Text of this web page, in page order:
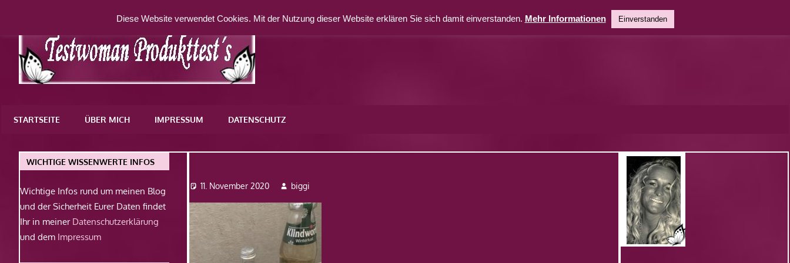
springen
WordPress-
STARTSEITE ÜBER MICH IMPRESSUM DATENSCHUTZ
11. November 2020 biggi
WICHTIGE WISSENWERTE INFOS
Wichtige Infos rund um meinen Blog
und der Sicherheit Eurer Daten findet
Ihr in meiner Datenschutzerklärung
und dem Impressum
Diese Website verwendet Cookies. Mit der Nutzung dieser Website erklären Sie sich damit einverstanden. Mehr Informationen Einverstanden